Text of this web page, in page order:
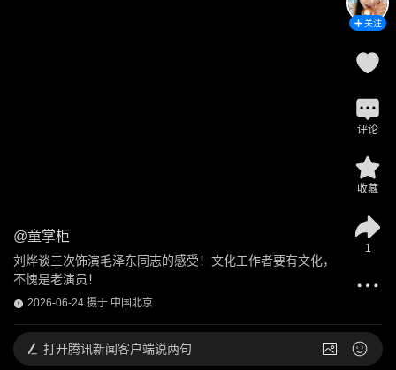
@童掌柜
刘烨谈三次饰演毛泽东同志的感受！文化工作者要有文化，
不愧是老演员！
2026-06-24 摄于 中国北京
关注
评论
收藏
1
打开腾讯新闻客户端说两句